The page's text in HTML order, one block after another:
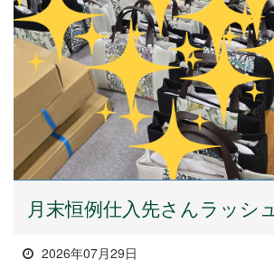
月末恒例仕入先さんラッシュ
2026年07月29日